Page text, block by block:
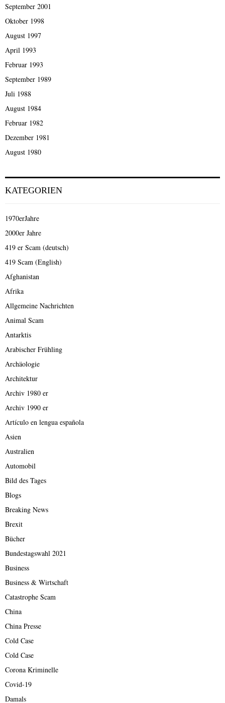
September 2001
Oktober 1998
August 1997
April 1993
Februar 1993
September 1989
Juli 1988
August 1984
Februar 1982
Dezember 1981
August 1980
KATEGORIEN
1970erJahre
2000er Jahre
419 er Scam (deutsch)
419 Scam (English)
Afghanistan
Afrika
Allgemeine Nachrichten
Animal Scam
Antarktis
Arabischer Frühling
Archäologie
Architektur
Archiv 1980 er
Archiv 1990 er
Artículo en lengua española
Asien
Australien
Automobil
Bild des Tages
Blogs
Breaking News
Brexit
Bücher
Bundestagswahl 2021
Business
Business & Wirtschaft
Catastrophe Scam
China
China Presse
Cold Case
Cold Case
Corona Kriminelle
Covid-19
Damals